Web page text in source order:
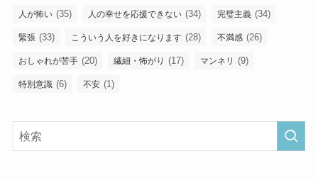
人が怖い (35) 人の幸せを応援できない (34) 完璧主義 (34)
緊張 (33) こういう人を好きになります (28) 不満感 (26)
おしゃれが苦手 (20) 繊細・怖がり (17) マンネリ (9)
特別意識 (6) 不安 (1)